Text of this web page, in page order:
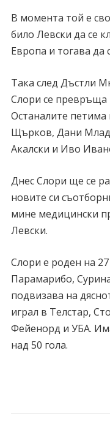
В момента той е
било Левски да се
Европа и тогава да
Така след Дъстли
Слори се превръща
Останалите петима
Щърков, Дани
Акалски и Иво
Днес Слори ще се
новите си
мине медицински
Левски.
Слори е роден на
Парамарибо,
подвизава на
играл в Телстар,
Фейенорд и УБА.
над 50 гола.